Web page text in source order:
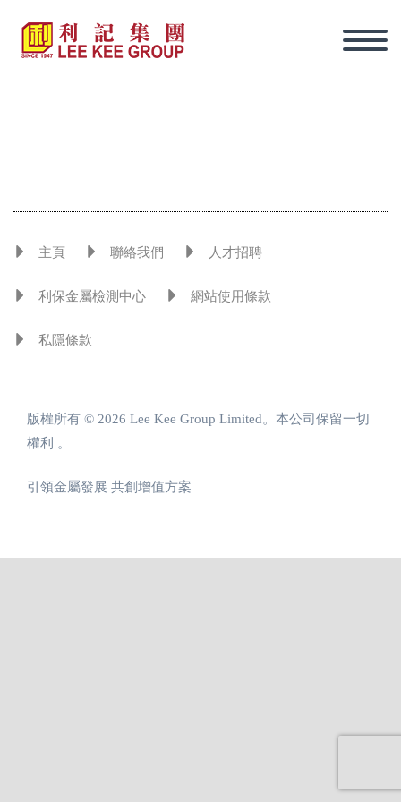
主頁 聯絡我們 人才招聘
利保金屬檢測中心 網站使用條款
私隱條款
版權所有 © 2026 Lee Kee Group Limited。本公司保留一切
權利 。
引領金屬發展 共創增值方案